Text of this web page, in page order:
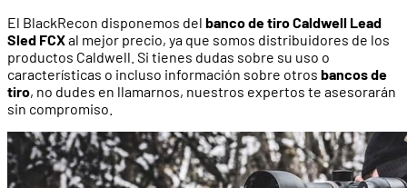
El BlackRecon disponemos del banco de tiro Caldwell Lead
Sled FCXal mejor precio, ya que somos distribuidores de los
productos Caldwell. Si tienes dudas sobre su uso o
características o incluso información sobre otros bancos de
tiro, no dudes en llamarnos, nuestros expertos te asesorarán
sin compromiso.